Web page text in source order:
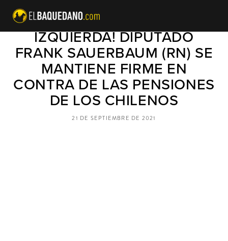
¡REGALANDO EL VOTO A LA
IZQUIERDA! DIPUTADO
FRANK SAUERBAUM (RN) SE
MANTIENE FIRME EN
CONTRA DE LAS PENSIONES
DE LOS CHILENOS
21 DE SEPTIEMBRE DE 2021